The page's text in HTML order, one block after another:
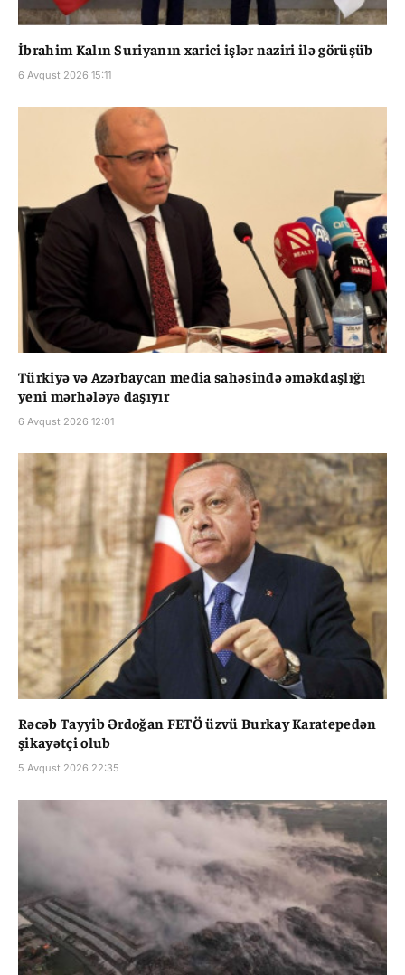
İbrahim Kalın Suriyanın xarici işlər naziri ilə görüşüb
6 Avqust 2026 15:11
Türkiyə və Azərbaycan media sahəsində əməkdaşlığı
yeni mərhələyə daşıyır
6 Avqust 2026 12:01
Rəcəb Tayyib Ərdoğan FETÖ üzvü Burkay Karatepedən
şikayətçi olub
5 Avqust 2026 22:35